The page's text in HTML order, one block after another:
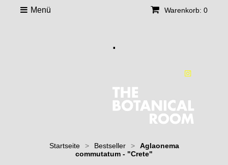
Warenkorb: 0
Menü
.
Startseite > Bestseller >
Aglaonema
commutatum - "Crete"